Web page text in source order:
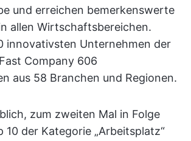
und erreichen bemerkenswerte
allen Wirtschaftsbereichen.
innovativsten Unternehmen der
Company 606
aus 58 Branchen und Regionen.
zum zweiten Mal in Folge
10 der Kategorie „Arbeitsplatz“